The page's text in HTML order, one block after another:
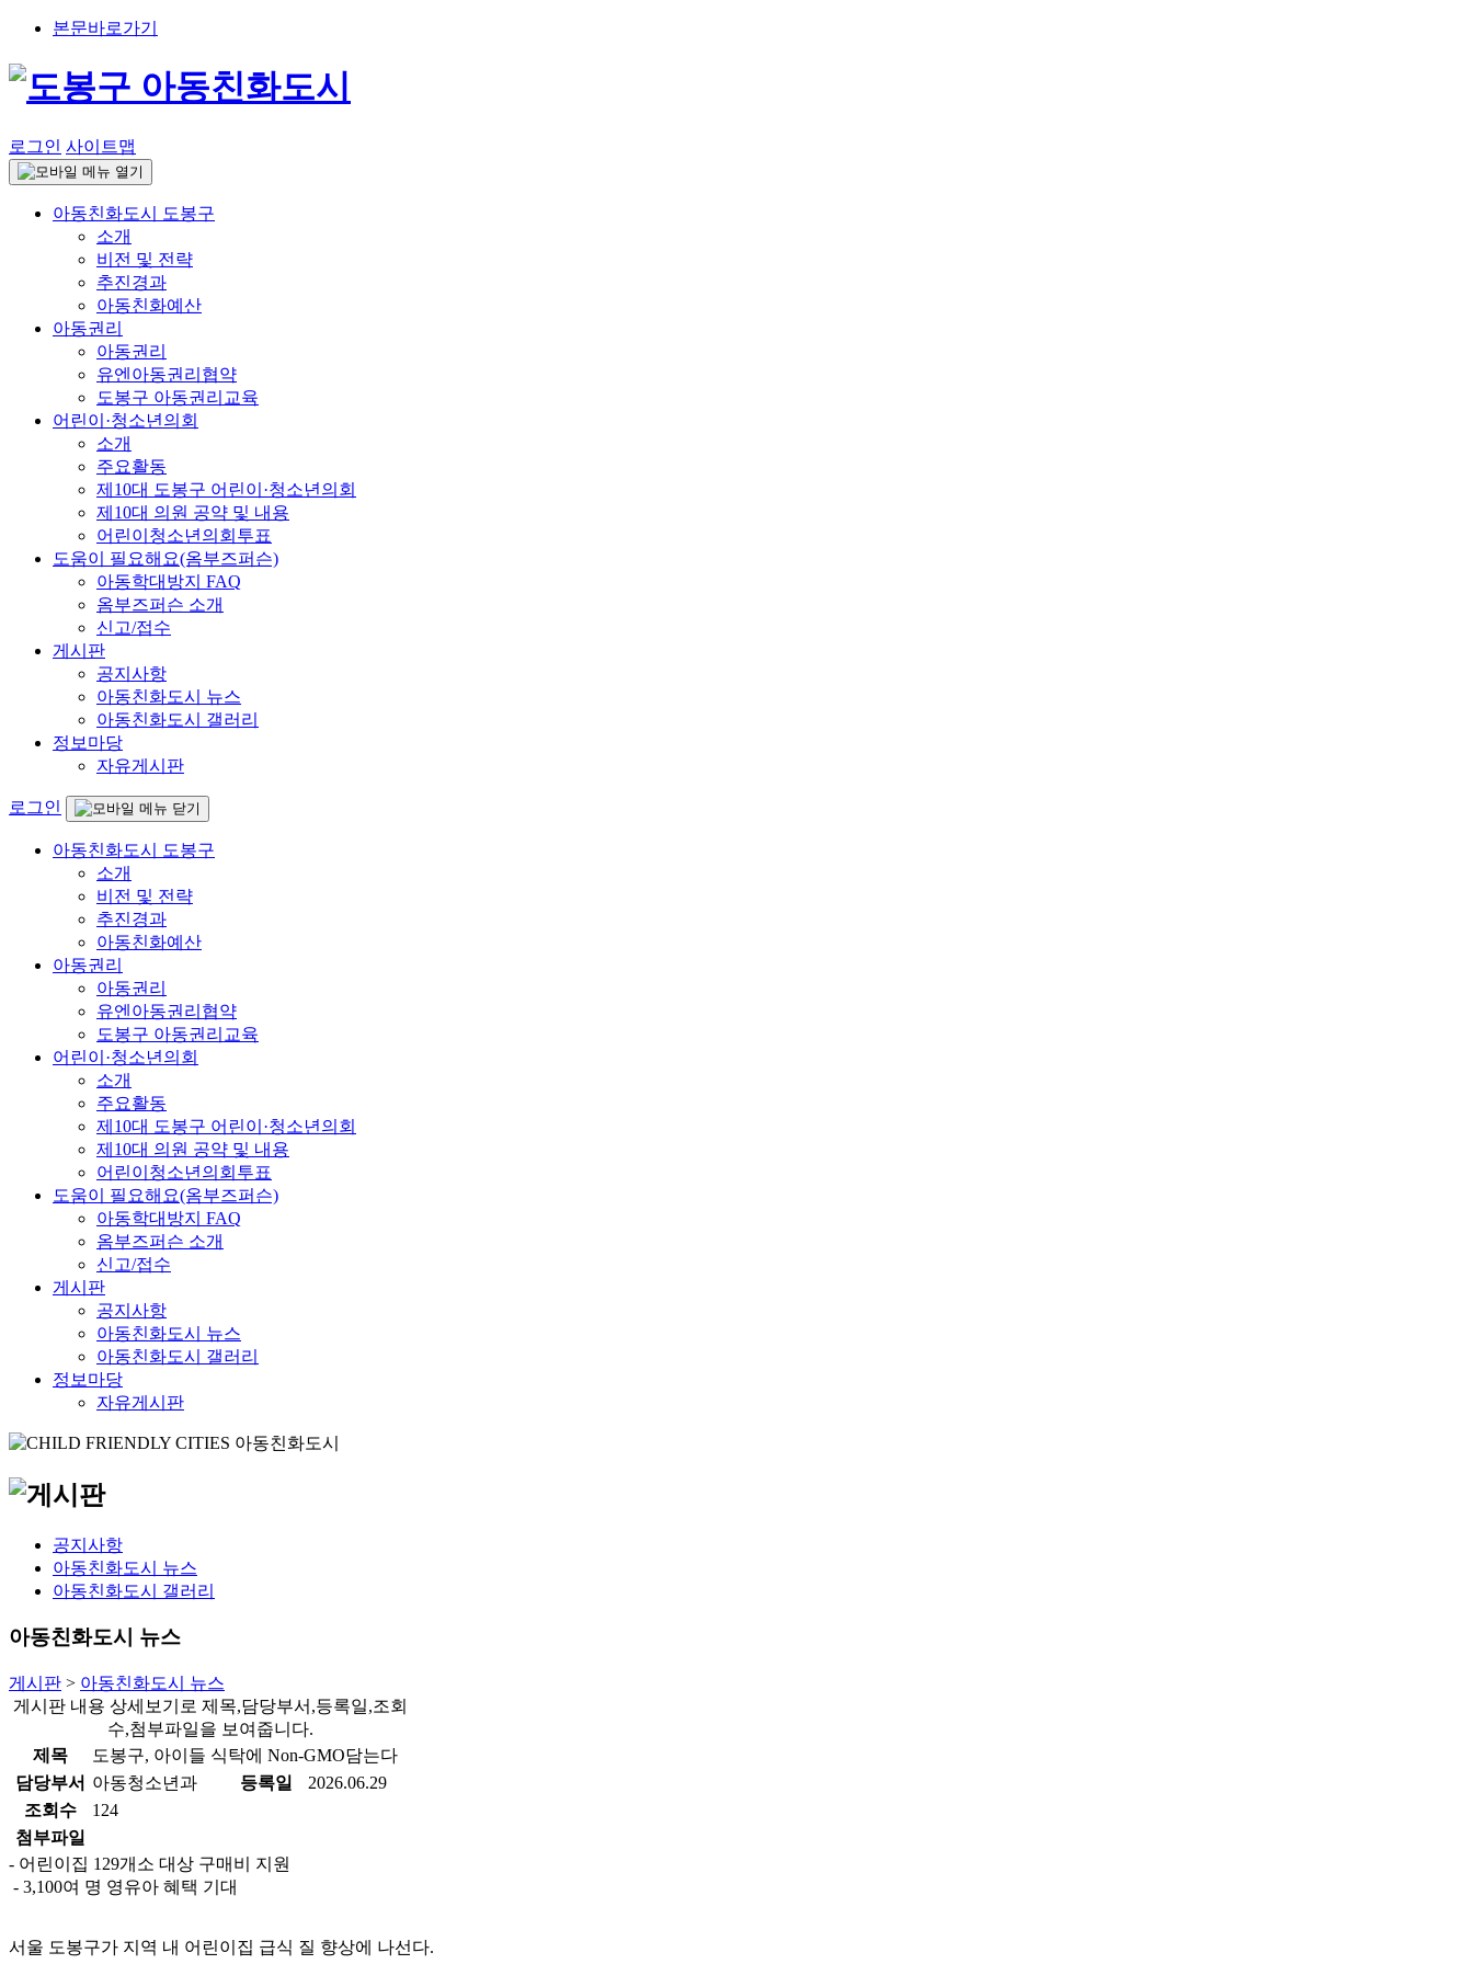
본문바로가기
로그인 사이트맵
아동친화도시 도봉구
소개
비전 및 전략
추진경과
아동친화예산
아동권리
아동권리
유엔아동권리협약
도봉구 아동권리교육
어린이·청소년의회
소개
주요활동
제10대 도봉구 어린이·청소년의회
제10대 의원 공약 및 내용
어린이청소년의회투표
도움이 필요해요(옴부즈퍼슨)
아동학대방지 FAQ
옴부즈퍼슨 소개
신고/접수
게시판
공지사항
아동친화도시 뉴스
아동친화도시 갤러리
정보마당
자유게시판
로그인
아동친화도시 도봉구
소개
비전 및 전략
추진경과
아동친화예산
아동권리
아동권리
유엔아동권리협약
도봉구 아동권리교육
어린이·청소년의회
소개
주요활동
제10대 도봉구 어린이·청소년의회
제10대 의원 공약 및 내용
어린이청소년의회투표
도움이 필요해요(옴부즈퍼슨)
아동학대방지 FAQ
옴부즈퍼슨 소개
신고/접수
게시판
공지사항
아동친화도시 뉴스
아동친화도시 갤러리
정보마당
자유게시판
공지사항
아동친화도시 뉴스
아동친화도시 갤러리
아동친화도시 뉴스
게시판 > 아동친화도시 뉴스
게시판 내용 상세보기로 제목,담당부서,등록일,조회
수,첨부파일을 보여줍니다.
제목
도봉구, 아이들 식탁에 Non-GMO담는다
담당부서 아동청소년과 등록일
2026.06.29
조회수
124
첨부파일
- 어린이집 129개소 대상 구매비 지원
- 3,100여 명 영유아 혜택 기대
서울 도봉구가 지역 내 어린이집 급식 질 향상에 나선다.